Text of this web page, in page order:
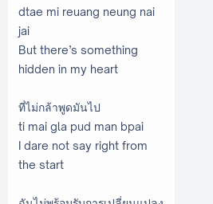
dtae mi reuang neung nai
jai
But there’s something
hidden in my heart
ที่ไม่กล้าพูดมันไป
ti mai gla pud man bpai
I dare not say right from
the start